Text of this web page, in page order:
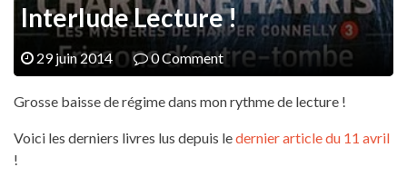
Interlude Lecture !
29 juin 2014 0 Comment
Grosse baisse de régime dans mon rythme de lecture !
Voici les derniers livres lus depuis ledernier article du 11 avril
!